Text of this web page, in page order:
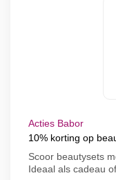
Acties Babor
10% korting op
Scoor beautysets
Ideaal als cadeau